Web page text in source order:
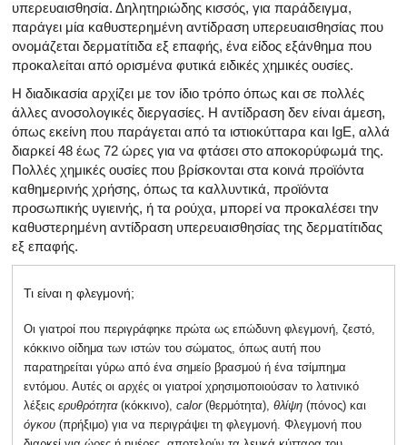
υπερευαισθησία. Δηλητηριώδης κισσός, για παράδειγμα,
παράγει μία καθυστερημένη αντίδραση υπερευαισθησίας που
ονομάζεται δερματίτιδα εξ επαφής, ένα είδος εξάνθημα που
προκαλείται από ορισμένα φυτικά ειδικές χημικές ουσίες.
Η διαδικασία αρχίζει με τον ίδιο τρόπο όπως και σε πολλές
άλλες ανοσολογικές διεργασίες. Η αντίδραση δεν είναι άμεση,
όπως εκείνη που παράγεται από τα ιστιοκύτταρα και IgE, αλλά
διαρκεί 48 έως 72 ώρες για να φτάσει στο αποκορύφωμά της.
Πολλές χημικές ουσίες που βρίσκονται στα κοινά προϊόντα
καθημερινής χρήσης, όπως τα καλλυντικά, προϊόντα
προσωπικής υγιεινής, ή τα ρούχα, μπορεί να προκαλέσει την
καθυστερημένη αντίδραση υπερευαισθησίας της δερματίτιδας
εξ επαφής.
Τι είναι η φλεγμονή;
Οι γιατροί που περιγράφηκε πρώτα ως επώδυνη φλεγμονή, ζεστό,
κόκκινο οίδημα των ιστών του σώματος, όπως αυτή που
παρατηρείται γύρω από ένα σημείο βρασμού ή ένα τσίμπημα
εντόμου. Αυτές οι αρχές οι γιατροί χρησιμοποιούσαν το λατινικό
λέξεις ερυθρότητα(κόκκινο), calor(θερμότητα), θλίψη (πόνος) και
όγκου (πρήξιμο) για να περιγράψει τη φλεγμονή. Φλεγμονή που